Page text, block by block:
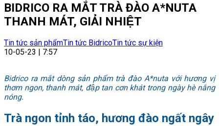
BIDRICO RA MẮT TRÀ ĐÀO A*NUTA
THANH MÁT, GIẢI NHIỆT
Tin tức sản phẩmTin tức BidricoTin tức sự kiện
10-05-23 | 7:57
Bidrico ra mắt dòng sản phẩm trà đào A*nuta với hương vị
thơm ngon, thanh mát, đập tan cơn khát trong ngày hè nắng
nóng.
Trà ngon tỉnh táo, hương đào ngất ngây